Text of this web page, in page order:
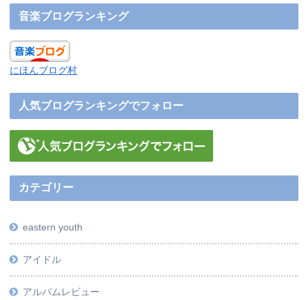
音楽ブログランキング
にほんブログ村
人気ブログランキングでフォロー
カテゴリー
eastern youth
アイドル
アルバムレビュー